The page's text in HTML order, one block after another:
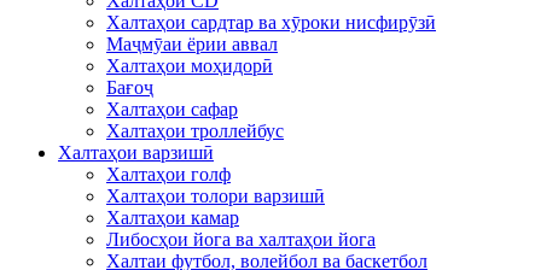
Халтаҳои сардтар ва хӯроки нисфирӯзӣ
Маҷмӯаи ёрии аввал
Халтаҳои моҳидорӣ
Бағоҷ
Халтаҳои сафар
Халтаҳои троллейбус
Халтаҳои варзишӣ
Халтаҳои голф
Халтаҳои толори варзишӣ
Халтаҳои камар
Либосҳои йога ва халтаҳои йога
Халтаи футбол, волейбол ва баскетбол